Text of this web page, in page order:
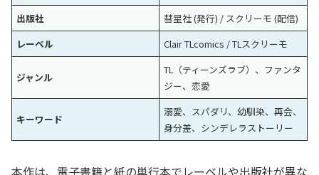
出版社
彗星社 (発行) / スクリーモ (配信)
レーベル
Clair TLcomics / TLスクリーモ
ジャンル
TL（ティーンズラブ）、ファンタ
ジー、恋愛
キーワード
溺愛、スパダリ、幼馴染、再会、
身分差、シンデレラストーリー
本作は、電子書籍と紙の単行本でレーベルや出版社が異な